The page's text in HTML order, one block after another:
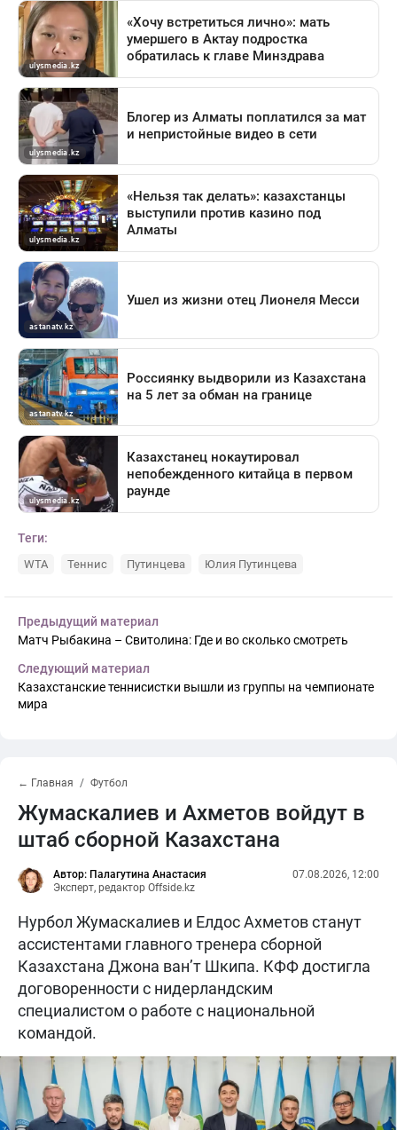
Теги:
WTA Теннис Путинцева Юлия Путинцева
Предыдущий материал
Матч Рыбакина – Свитолина: Где и во сколько смотреть
Следующий материал
Казахстанские теннисистки вышли из группы на чемпионате
мира
← Главная Футбол
Жумаскалиев и Ахметов войдут в
штаб сборной Казахстана
Автор: Палагутина Анастасия
Эксперт, редактор Offside.kz
07.08.2026, 12:00
Нурбол Жумаскалиев и Елдос Ахметов станут
ассистентами главного тренера сборной
Казахстана Джона ван’т Шкипа. КФФ достигла
договоренности с нидерландским
специалистом о работе с национальной
командой.